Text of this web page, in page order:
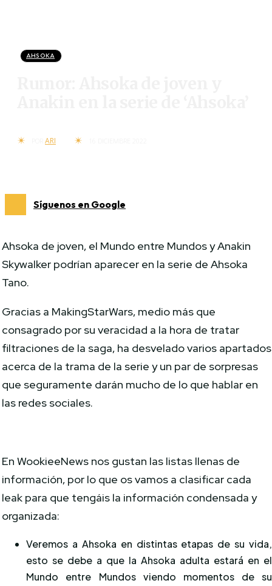
AHSOKA
ARI
Síguenos en Google
Ahsoka de joven, el Mundo entre Mundos y Anakin
Skywalker podrían aparecer en la serie de Ahsoka
Tano.
Gracias a MakingStarWars, medio más que
consagrado por su veracidad a la hora de tratar
filtraciones de la saga, ha desvelado varios apartados
acerca de la trama de la serie y un par de sorpresas
que seguramente darán mucho de lo que hablar en
las redes sociales.
En WookieeNews nos gustan las listas llenas de
información, por lo que os vamos a clasificar cada
leak para que tengáis la información condensada y
organizada:
Veremos a Ahsoka en distintas etapas de su vida,
esto se debe a que la Ahsoka adulta estará en el
Mundo entre Mundos viendo momentos de su